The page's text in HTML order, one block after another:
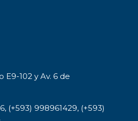
E9-102 y Av. 6 de
(+593) 998961429, (+593)